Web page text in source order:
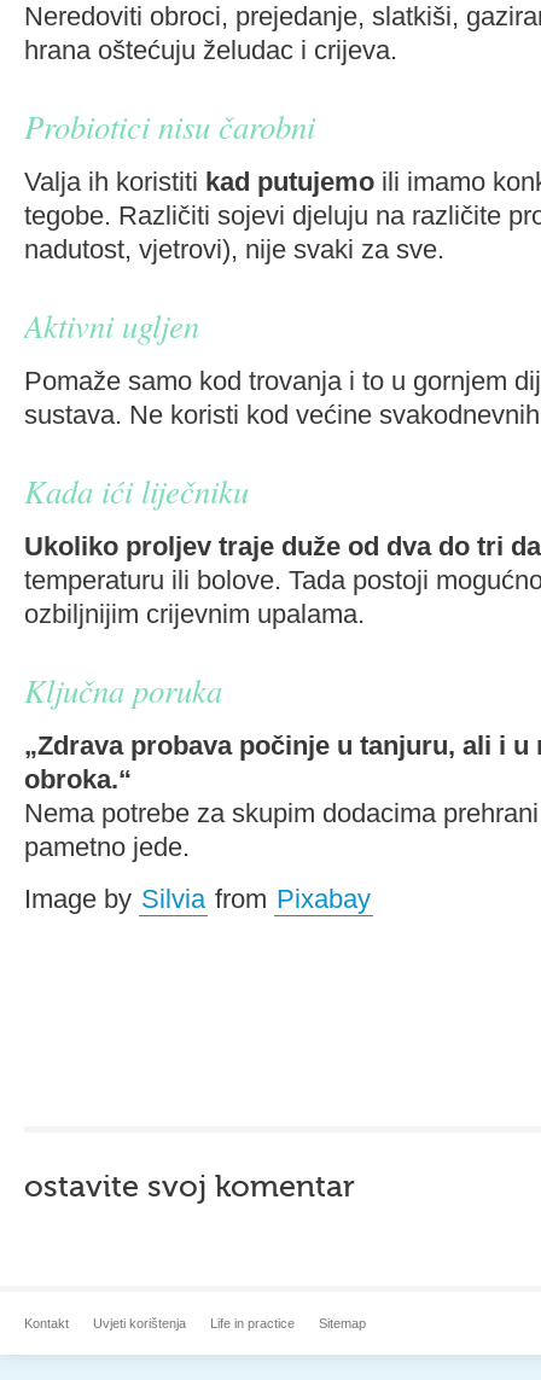
Neredoviti obroci, prejedanje, slatkiši,
hrana oštećuju želudac i crijeva.
Probiotici nisu čarobni
Valja ih koristiti kad putujemo ili imamo
tegobe. Različiti sojevi djeluju na različite
nadutost, vjetrovi), nije svaki za sve.
Aktivni ugljen
Pomaže samo kod trovanja i to u gornjem
sustava. Ne koristi kod većine
Kada ići liječniku
Ukoliko proljev traje duže od dva do tri
temperaturu ili bolove. Tada postoji
ozbiljnijim crijevnim upalama.
Ključna poruka
„Zdrava probava počinje u tanjuru, ali i u
obroka.“
Nema potrebe za skupim dodacima
pametno jede.
Image by Silvia from Pixabay
ostavite svoj komentar
Kontakt Uvjeti korištenja Life in practice Sitemap